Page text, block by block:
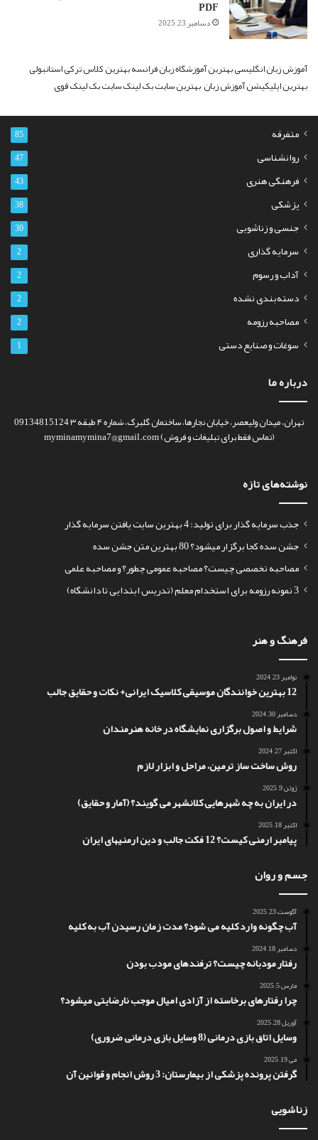
PDF
دسامبر 23, 2025
آموزش زبان انگلیسیبهترین آموزشگاه زبان فرانسهبهترین کلاس ترکی استانبولی
بهترین اپلیکیشن آموزش زبانبهترین سایت بک لینکسایت بک لینک قوی
متفرقه 85
روانشناسی 47
فرهنگی هنری 43
پزشکی 38
جنسی و زناشویی 30
سرمایه گذاری 2
آداب و رسوم 2
دسته‌بندی نشده 2
مصاحبه رزومه 2
سوغات و صنایع دستی 1
درباره ما
تهران، میدان ولیعصر، خیابان نجارها، ساختمان گلبرگ، شماره ۴ طبقه ۳ 09134815124
(تماس فقط برای تبلیغات و فروش) myminamymina7@gmail.com
نوشته‌های تازه
جذب سرمایه گذار برای تولید: 4 بهترین سایت یافتن سرمایه گذار
جشن سده کجا برگزار میشود؟ 80 بهترین متن جشن سده
مصاحبه تخصصی چیست؟ مصاحبه عمومی چطور؟ و مصاحبه علمی
3 نمونه رزومه برای استخدام معلم (تدریس ابتدایی تا دانشگاه)
فرهنگ و هنر
نوامبر 23, 2024
12 بهترین خوانندگان موسیقی کلاسیک ایرانی+ نکات و حقایق جالب
دسامبر 30, 2024
شرایط و اصول برگزاری نمایشگاه در خانه هنرمندان
اکتبر 27, 2024
روش ساخت ساز ترمین، مراحل و ابزار لازم
ژوئن 9, 2025
در ایران به چه شهرهایی کلانشهر می گویند؟ (آمار و حقایق)
اکتبر 18, 2025
پیامبر ارمنی کیست؟ 12 فکت جالب و دین ارمنیهای ایران
جسم و روان
آگوست 23, 2025
آب چگونه وارد کلیه می شود؟ مدت زمان رسیدن آب به کلیه
دسامبر 18, 2024
رفتار مودبانه چیست؟ ترفندهای مودب بودن
مارس 5, 2025
چرا رفتارهای برخاسته از آزادی امیال موجب نارضایتی میشود؟
آوریل 28, 2025
وسایل اتاق بازی درمانی (8 وسایل بازی درمانی ضروری)
می 19, 2025
گرفتن پرونده پزشکی از بیمارستان: 3 روش انجام و قوانین آن
زناشویی